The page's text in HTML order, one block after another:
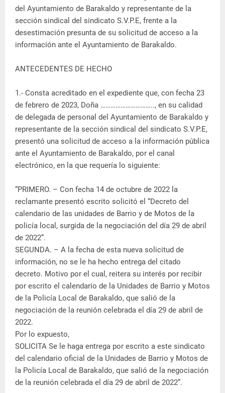
del Ayuntamiento de Barakaldo y representante de la
sección sindical del sindicato S.V.P.E, frente a la
desestimación presunta de su solicitud de acceso a la
información ante el Ayuntamiento de Barakaldo.
ANTECEDENTES DE HECHO
1.- Consta acreditado en el expediente que, con fecha 23
de febrero de 2023, Doña ………………………….., en su calidad
de delegada de personal del Ayuntamiento de Barakaldo y
representante de la sección sindical del sindicato S.V.P.E,
presentó una solicitud de acceso a la información pública
ante el Ayuntamiento de Barakaldo, por el canal
electrónico, en la que requería lo siguiente:
“PRIMERO. – Con fecha 14 de octubre de 2022 la
reclamante presentó escrito solicitó el “Decreto del
calendario de las unidades de Barrio y de Motos de la
policía local, surgida de la negociación del día 29 de abril
de 2022”.
SEGUNDA. – A la fecha de esta nueva solicitud de
información, no se le ha hecho entrega del citado
decreto. Motivo por el cual, reitera su interés por recibir
por escrito el calendario de la Unidades de Barrio y Motos
de la Policía Local de Barakaldo, que salió de la
negociación de la reunión celebrada el día 29 de abril de
2022.
Por lo expuesto,
SOLICITA Se le haga entrega por escrito a este sindicato
del calendario oficial de la Unidades de Barrio y Motos de
la Policía Local de Barakaldo, que salió de la negociación
de la reunión celebrada el día 29 de abril de 2022”.